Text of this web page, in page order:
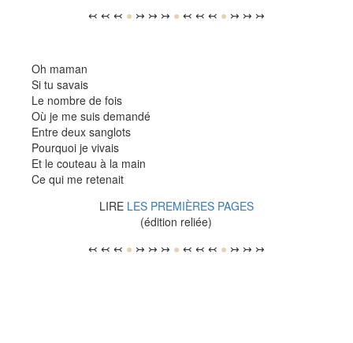
↢ ↢ ↢ ● ↣ ↣ ↣ ● ↢ ↢ ↢ ● ↣ ↣ ↣
Oh maman
Si tu savais
Le nombre de fois
Où je me suis demandé
Entre deux sanglots
Pourquoi je vivais
Et le couteau à la main
Ce qui me retenait
LIRE LES PREMIÈRES PAGES
(édition reliée)
↢ ↢ ↢ ● ↣ ↣ ↣ ● ↢ ↢ ↢ ● ↣ ↣ ↣